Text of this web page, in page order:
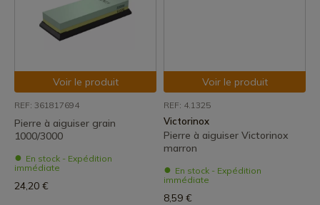
Voir le produit
REF: 361817694
Pierre à aiguiser grain
1000/3000
En stock - Expédition
immédiate
24,20 €
Voir le produit
REF: 4.1325
Victorinox
Pierre à aiguiser Victorinox
marron
En stock - Expédition
immédiate
8,59 €